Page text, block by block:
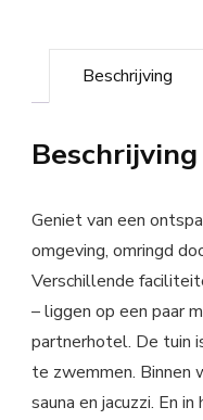
Beschrijving
Beschrijving
Geniet van een
omgeving, omringd
Verschillende
– liggen op een paar
partnerhotel. De tuin
te zwemmen.
sauna en jacuzzi. En